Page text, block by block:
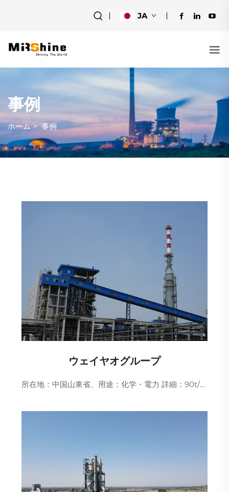
JA
事例
ホーム>事例
ウェイヤオグループ
所在地：中国山東省、用途：化学・電力 詳細：90t/h 石炭焚きボイラー排ガス超低排出一般請負プロジェクト。SNCR＋SCR脱硝プロセスを採用し、NOx排出濃度の時間平均値は...